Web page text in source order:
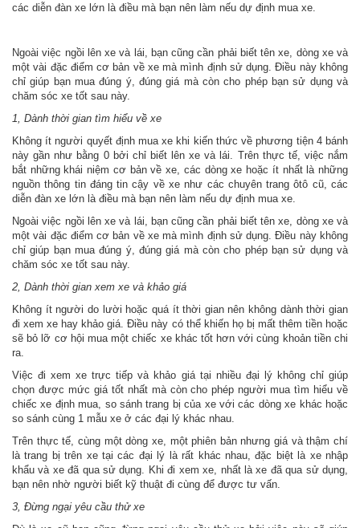
các diễn đàn xe lớn là điều mà bạn nên làm nếu dự định mua xe.
Ngoài việc ngồi lên xe và lái, bạn cũng cần phải biết tên xe, dòng xe và
một vài đặc điểm cơ bản về xe mà mình định sử dụng. Điều này không
chỉ giúp bạn mua đúng ý, đúng giá mà còn cho phép bạn sử dụng và
chăm sóc xe tốt sau này.
1, Dành thời gian tìm hiểu về xe
Không ít người quyết định mua xe khi kiến thức về phương tiện 4 bánh
này gần như bằng 0 bởi chỉ biết lên xe và lái. Trên thực tế, việc nắm
bắt những khái niệm cơ bản về xe, các dòng xe hoặc ít nhất là những
nguồn thông tin đáng tin cậy về xe như các chuyên trang ôtô cũ, các
diễn đàn xe lớn là điều mà bạn nên làm nếu dự định mua xe.
Ngoài việc ngồi lên xe và lái, bạn cũng cần phải biết tên xe, dòng xe và
một vài đặc điểm cơ bản về xe mà mình định sử dụng. Điều này không
chỉ giúp bạn mua đúng ý, đúng giá mà còn cho phép bạn sử dụng và
chăm sóc xe tốt sau này.
2, Dành thời gian xem xe và khảo giá
Không ít người do lười hoặc quá ít thời gian nên không dành thời gian
đi xem xe hay khảo giá. Điều này có thể khiến họ bị mất thêm tiền hoặc
sẽ bỏ lỡ cơ hội mua một chiếc xe khác tốt hơn với cùng khoản tiền chi
ra.
Việc đi xem xe trực tiếp và khảo giá tại nhiều đại lý không chỉ giúp
chọn được mức giá tốt nhất mà còn cho phép người mua tìm hiểu về
chiếc xe định mua, so sánh trang bị của xe với các dòng xe khác hoặc
so sánh cùng 1 mẫu xe ở các đại lý khác nhau.
Trên thực tế, cùng một dòng xe, một phiên bản nhưng giá và thậm chí
là trang bị trên xe tại các đại lý là rất khác nhau, đặc biệt là xe nhập
khẩu và xe đã qua sử dụng. Khi đi xem xe, nhất là xe đã qua sử dụng,
bạn nên nhờ người biết kỹ thuật đi cùng để được tư vấn.
3, Đừng ngại yêu cầu thử xe